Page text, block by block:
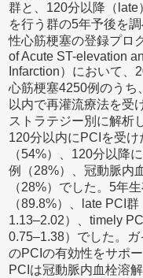
群と、120分以降（
を行う群の5年予後を
性心筋梗塞の登録プロ
of Acute ST-elevation
Infarction）において
心筋梗塞4250例のうち
以内で再灌流療法を受
ストラテジー別に解析
120分以内にPCIを受
（54%）、120分以降
例（28%）、冠動脈内
（28%）でした。5年
（89.8%）、late PCI
1.13–2.02）、timely
0.75–1.38）でした。
のPCIの有効性をサポ
PCIは冠動脈内血栓溶